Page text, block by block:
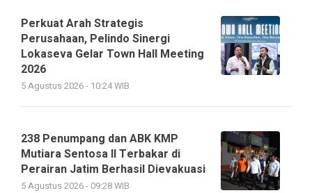
Perkuat Arah Strategis
Perusahaan, Pelindo Sinergi
Lokaseva Gelar Town Hall Meeting
2026
5 Agustus 2026 - 10:24 WIB
238 Penumpang dan ABK KMP
Mutiara Sentosa II Terbakar di
Perairan Jatim Berhasil Dievakuasi
5 Agustus 2026 - 09:28 WIB